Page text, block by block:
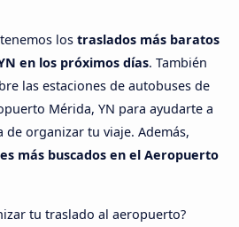
los traslados más baratos
en los próximos días. También
las estaciones de autobuses de
Mérida, YN para ayudarte a
organizar tu viaje. Además,
más buscados en el Aeropuerto
tu traslado al aeropuerto?